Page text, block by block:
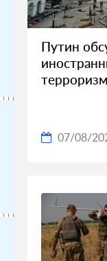
Путин
07/08/